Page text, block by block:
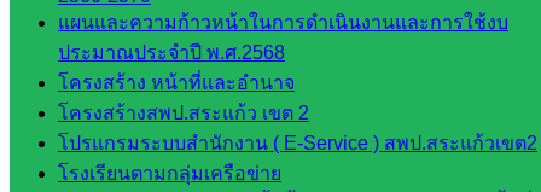
แผนและความก้าวหน้าในการดำเนินงานและการใช้งบ
ประมาณประจำปี พ.ศ.2568
โครงสร้าง หน้าที่และอำนาจ
โครงสร้างสพป.สระแก้ว เขต 2
โปรแกรมระบบสำนักงาน ( E-Service ) สพป.สระแก้วเขต2
โรงเรียนตามกลุ่มเครือข่าย
สอบถามได้นะคะ
Line